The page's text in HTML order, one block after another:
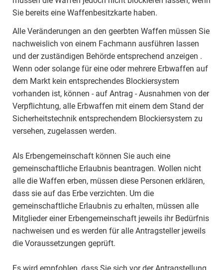
Sie bereits eine Waffenbesitzkarte haben.
Alle Veränderungen an den geerbten Waffen müssen Sie
nachweislich von einem Fachmann ausführen lassen
und der zuständigen Behörde entsprechend anzeigen .
Wenn oder solange für eine oder mehrere Erbwaffen auf
dem Markt kein entsprechendes Blockiersystem
vorhanden ist, können - auf Antrag - Ausnahmen von der
Verpflichtung, alle Erbwaffen mit einem dem Stand der
Sicherheitstechnik entsprechendem Blockiersystem zu
versehen, zugelassen werden.
Als Erbengemeinschaft können Sie auch eine
gemeinschaftliche Erlaubnis beantragen. Wollen nicht
alle die Waffen erben, müssen diese Personen erklären,
dass sie auf das Erbe verzichten. Um die
gemeinschaftliche Erlaubnis zu erhalten, müssen alle
Mitglieder einer Erbengemeinschaft jeweils ihr Bedürfnis
nachweisen und es werden für alle Antragsteller jeweils
die Voraussetzungen geprüft.